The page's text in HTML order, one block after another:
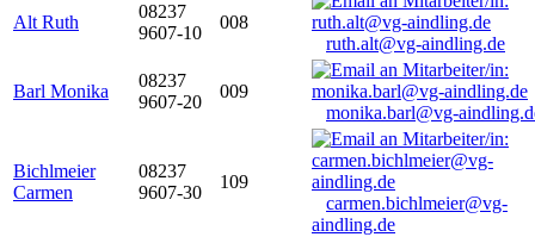
Alt Ruth
08237
9607-10
008
ruth.alt@vg-aindling.de
Barl Monika
08237
9607-20
009
monika.barl@vg-
Bichlmeier
Carmen
08237
9607-30
109
carmen.bichlmeier@vg-
aindling.de